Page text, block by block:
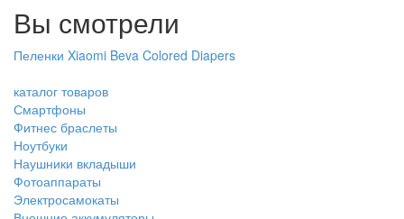
Вы смотрели
Пеленки Xiaomi Beva Colored Diapers
каталог товаров
Смартфоны
Фитнес браслеты
Ноутбуки
Наушники вкладыши
Фотоаппараты
Электросамокаты